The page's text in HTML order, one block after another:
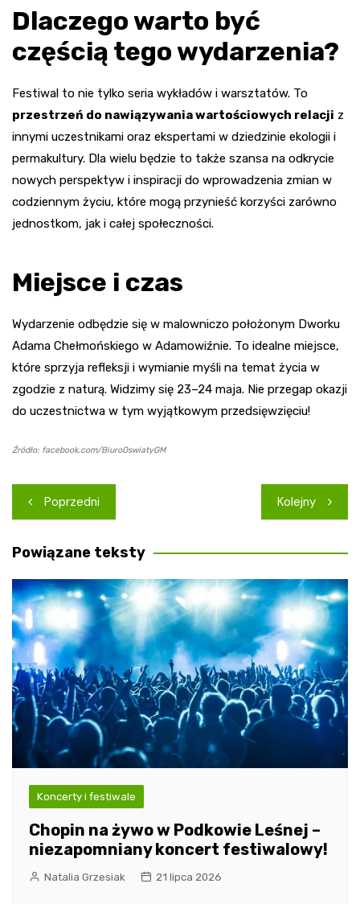
Dlaczego warto być
częścią tego wydarzenia?
Festiwal to nie tylko seria wykładów i warsztatów. To
przestrzeń do nawiązywania wartościowych relacji z
innymi uczestnikami oraz ekspertami w dziedzinie ekologii i
permakultury. Dla wielu będzie to także szansa na odkrycie
nowych perspektyw i inspiracji do wprowadzenia zmian w
codziennym życiu, które mogą przynieść korzyści zarówno
jednostkom, jak i całej społeczności.
Miejsce i czas
Wydarzenie odbędzie się w malowniczo położonym Dworku
Adama Chełmońskiego w Adamowiźnie. To idealne miejsce,
które sprzyja refleksji i wymianie myśli na temat życia w
zgodzie z naturą. Widzimy się 23–24 maja. Nie przegap okazji
do uczestnictwa w tym wyjątkowym przedsięwzięciu!
Źródło: facebook.com/BiuroOswiatyGM
Nawigacja
wpisu
Poprzedni Kolejny
Powiązane teksty
Koncerty i festiwale
Chopin na żywo w Podkowie Leśnej –
niezapomniany koncert festiwalowy!
Natalia Grzesiak 21 lipca 2026